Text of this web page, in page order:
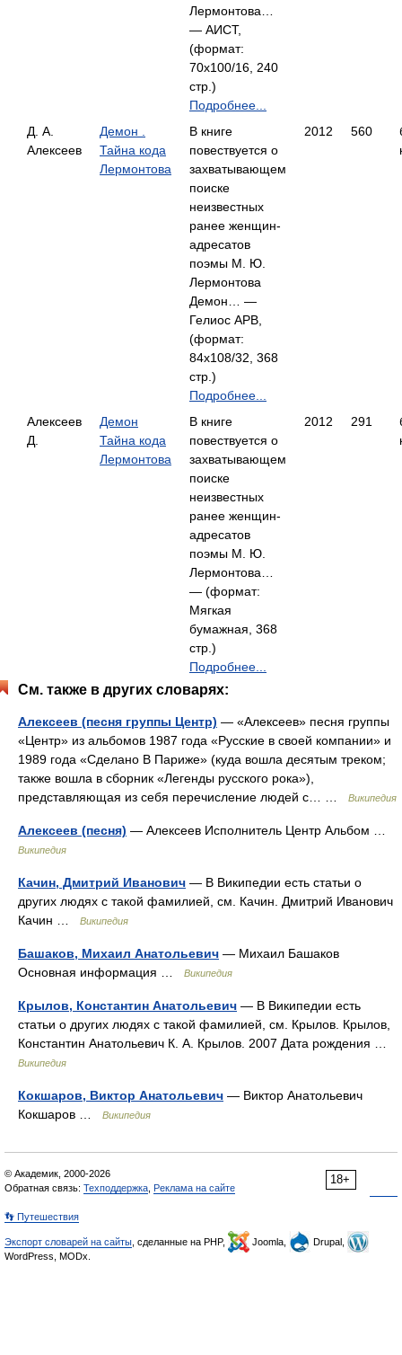
Лермонтова…
— АИСТ,
(формат:
70x100/16, 240
стр.)
Подробнее...
Д. А.
Алексеев
Демон .
Тайна кода
Лермонтова
В книге
повествуется о
захватывающем
поиске
неизвестных
ранее женщин-
адресатов
поэмы М. Ю.
Лермонтова
Демон… —
Гелиос АРВ,
(формат:
84x108/32, 368
стр.)
Подробнее...
2012 560
Алексеев
Д.
Демон
Тайна кода
Лермонтова
В книге
повествуется о
захватывающем
поиске
неизвестных
ранее женщин-
адресатов
поэмы М. Ю.
Лермонтова…
— (формат:
Мягкая
бумажная, 368
стр.)
Подробнее...
2012 291
См. также в других словарях:
Алексеев (песня группы Центр) — «Алексеев» песня группы
«Центр» из альбомов 1987 года «Русские в своей компании» и
1989 года «Сделано В Париже» (куда вошла десятым треком;
также вошла в сборник «Легенды русского рока»),
представляющая из себя перечисление людей с… …
Википедия
Алексеев (песня) — Алексеев Исполнитель Центр Альбом …
Википедия
Качин, Дмитрий Иванович — В Википедии есть статьи о
других людях с такой фамилией, см. Качин. Дмитрий Иванович
Качин …
Википедия
Башаков, Михаил Анатольевич — Михаил Башаков
Основная информация …
Википедия
Крылов, Константин Анатольевич — В Википедии есть
статьи о других людях с такой фамилией, см. Крылов. Крылов,
Константин Анатольевич К. А. Крылов. 2007 Дата рождения …
Википедия
Кокшаров, Виктор Анатольевич — Виктор Анатольевич
Кокшаров …
Википедия
18+
© Академик, 2000-2026
Обратная связь: Техподдержка Реклама на сайте
👣 Путешествия
Экспорт словарей на сайты , сделанные на PHP, Joomla,
Drupal,
WordPress, MODx.